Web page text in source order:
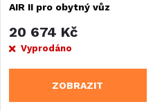
AIR II pro obytný vůz
20 674 Kč
Vyprodáno
ZOBRAZIT